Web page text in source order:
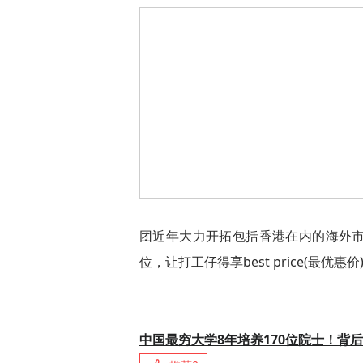
团近年大力开拓包括香港在内的海外
位，让打工仔得享best price(最优惠价
中国最穷大学8年培养170位院士！背